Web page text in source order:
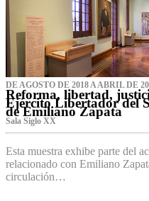
DE AGOSTO DE 2018 A ABRIL DE
Reforma, libertad,
Ejército Libertador del
de Emiliano Zapata
Sala Siglo XX
Esta muestra exhibe parte del
relacionado con Emiliano
circulación…